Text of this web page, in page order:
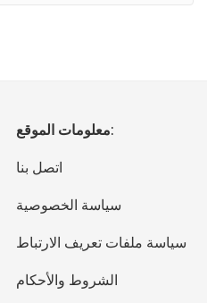
معلومات الموقع:
اتصل بنا
سياسة الخصوصية
سياسة ملفات تعريف الارتباط
الشروط والأحكام